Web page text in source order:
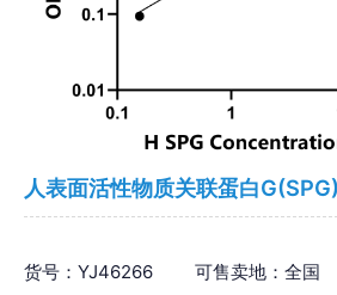
人表面活性物质关联蛋白
货号：YJ46266 可售卖地：全国